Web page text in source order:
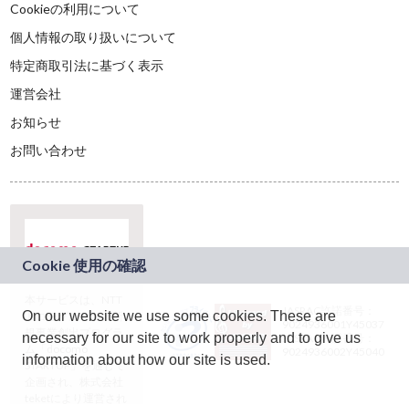
Cookieの利用について
個人情報の取り扱いについて
特定商取引法に基づく表示
運営会社
お知らせ
お問い合わせ
ドコモグループの新
規事業創出プログラ
ム「docomo
STARTUP」を通じて
JASRAC許諾番号：
9024936001Y45037
JASRAC許諾番号：
On our website we use some cookies. These are
necessary for our site to work properly and to give us
information about how our site is used.